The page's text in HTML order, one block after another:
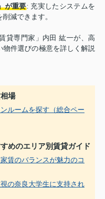
が重要: 充実したシステムを
減できます。
貸専門家」内田 紘一が、高
件選びの極意を詳しく解説
場
ルームを探す（総合ペー
めのエリア別賃貸ガイド
賃のバランスが魅力のコ
の奈良大学生に支持され